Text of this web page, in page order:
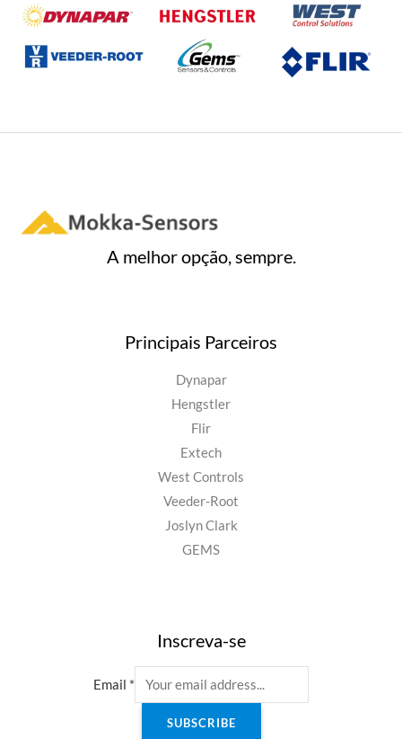
A melhor opção, sempre.
Principais Parceiros
Dynapar
Hengstler
Flir
Extech
West Controls
Veeder-Root
Joslyn Clark
GEMS
Inscreva-se
Email *
SUBSCRIBE